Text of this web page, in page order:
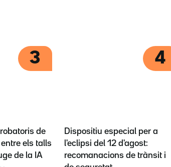
3
de
els talls
de la IA
4
Dispositiu especial per a
l'eclipsi del 12 d'agost:
recomanacions de trànsit i